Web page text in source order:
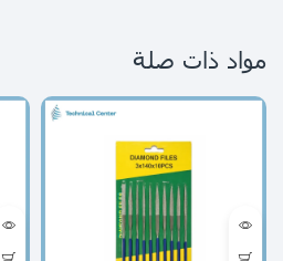
مواد ذات صلة